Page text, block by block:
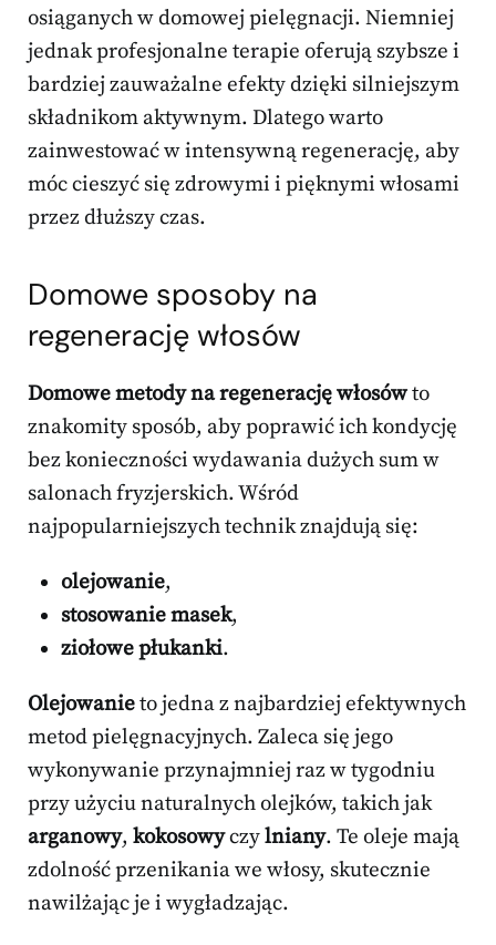
osiąganych w domowej pielęgnacji. Niemniej
jednak profesjonalne terapie oferują szybsze i
bardziej zauważalne efekty dzięki silniejszym
składnikom aktywnym. Dlatego warto
zainwestować w intensywną regenerację, aby
móc cieszyć się zdrowymi i pięknymi włosami
przez dłuższy czas.
Domowe sposoby na
regenerację włosów
Domowe metody na regenerację włosówto
znakomity sposób, aby poprawić ich kondycję
bez konieczności wydawania dużych sum w
salonach fryzjerskich. Wśród
najpopularniejszych technik znajdują się:
olejowanie,
stosowanie masek,
ziołowe płukanki.
Olejowanieto jedna z najbardziej efektywnych
metod pielęgnacyjnych. Zaleca się jego
wykonywanie przynajmniej raz w tygodniu
przy użyciu naturalnych olejków, takich jak
arganowy, kokosowyczylniany. Te oleje mają
zdolność przenikania we włosy, skutecznie
nawilżając je i wygładzając.